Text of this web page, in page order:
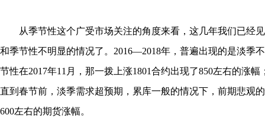
从季节性这个广受市场关注的角度来看，这几年我们已经
和季节性不明显的情况了。2016—2018年，普遍出现的是淡季
节性在2017年11月，那一拨上涨1801合约出现了850左右的涨幅
直到春节前，淡季需求超预期，累库一般的情况下，前期悲观
600左右的期货涨幅。